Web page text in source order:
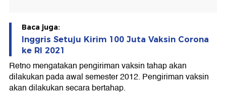
Baca juga:
Inggris Setuju Kirim 100 Juta Vaksin Corona
ke RI 2021
Retno mengatakan pengiriman vaksin tahap akan
dilakukan pada awal semester 2012. Pengiriman vaksin
akan dilakukan secara bertahap.